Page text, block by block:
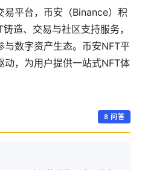
易平台，币安（Binance）积
造、交易与社区支持服务，
与数字资产生态。币安NFT平
动，为用户提供一站式NFT体
8 问答